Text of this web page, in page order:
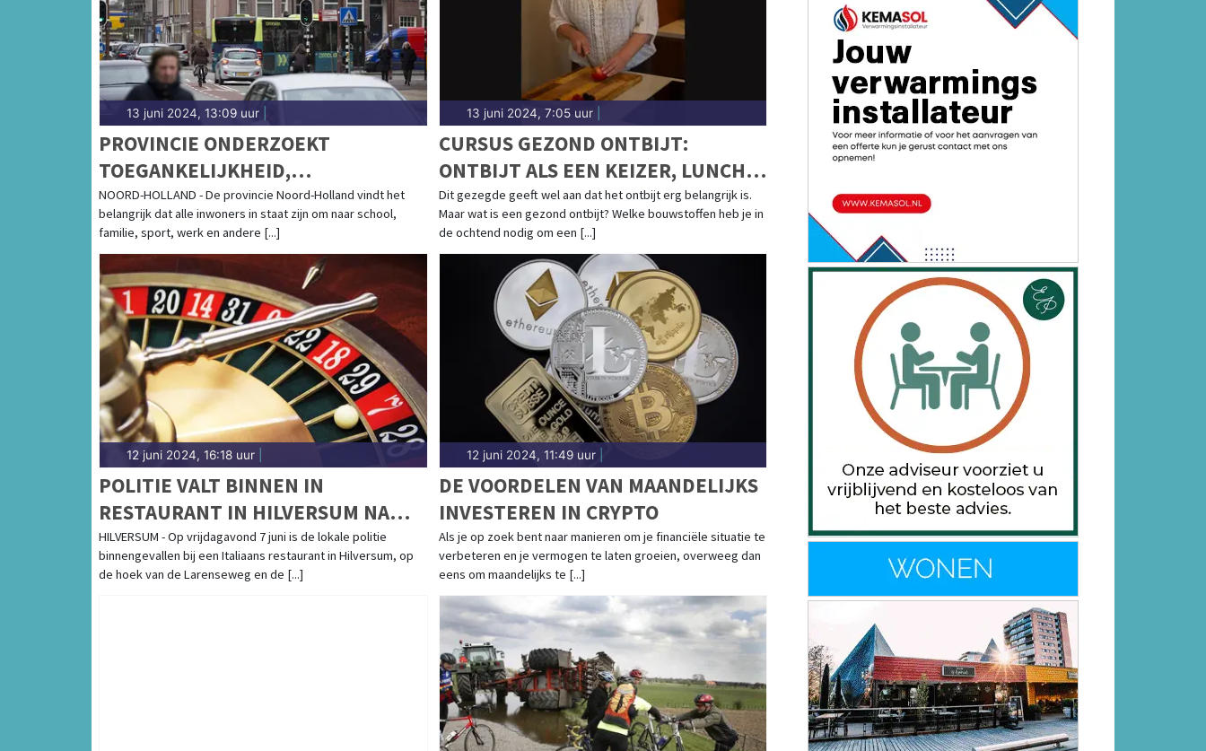
Coolplein in Heerhugowaard of het Waagplein in Alkmaar. Algemeen nieuws over het weer in de
regio vind je hier!
13 juni 2024, 13:09 uur
PROVINCIE ONDERZOEKT
TOEGANKELIJKHEID,
BESCHIKBAARHEID EN
BETAALBAARHEID VERVOER
NOORD-HOLLAND - De provincie Noord-Holland vindt het
belangrijk dat alle inwoners in staat zijn om naar school,
familie, sport, werk en andere [...]
13 juni 2024, 7:05 uur|
CURSUS GEZOND ONTBIJT:
ONTBIJT ALS EEN KEIZER, LUNCH
ALS EEN KONING EN DINEER ALS
EEN BEDELAAR
Dit gezegde geeft wel aan dat het ontbijt erg belangrijk is.
Maar wat is een gezond ontbijt? Welke bouwstoffen heb je in
de ochtend nodig om een [...]
12 juni 2024, 16:18 uur
POLITIE VALT BINNEN IN
RESTAURANT IN HILVERSUM NA
VERMOEDEN VAN DRUGSHANDEL
EN ILLEGAAL GOKKEN
HILVERSUM - Op vrijdagavond 7 juni is de lokale politie
binnengevallen bij een Italiaans restaurant in Hilversum, op
de hoek van de Larenseweg en de [...]
12 juni 2024, 11:49 uur|
DE VOORDELEN VAN MAANDELIJKS
INVESTEREN IN CRYPTO
Als je op zoek bent naar manieren om je financiële situatie te
verbeteren en je vermogen te laten groeien, overweeg dan
eens om maandelijks te [...]